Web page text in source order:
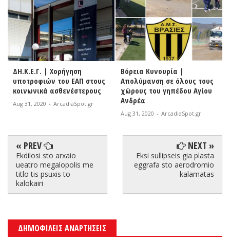
ΔΗ.Κ.Ε.Γ. | Χορήγηση
υποτροφιών του ΕΑΠ στους
κοινωνικά ασθενέστερους
Aug 31, 2020 - ArcadiaSpot.gr
Βόρεια Κυνουρία |
Απολύμανση σε όλους τους
χώρους του γηπέδου Αγίου
Ανδρέα
Aug 31, 2020 - ArcadiaSpot.gr
« PREV
Ekdilosi sto arxaio
ueatro megalopolis me
titlo tis psuxis to
kalokairi
NEXT »
Eksi sullipseis gia plasta
eggrafa sto aerodromio
kalamatas
ΔΗΜΟΦΙΛΕΙΣ ΑΝΑΡΤΗΣΕΙΣ